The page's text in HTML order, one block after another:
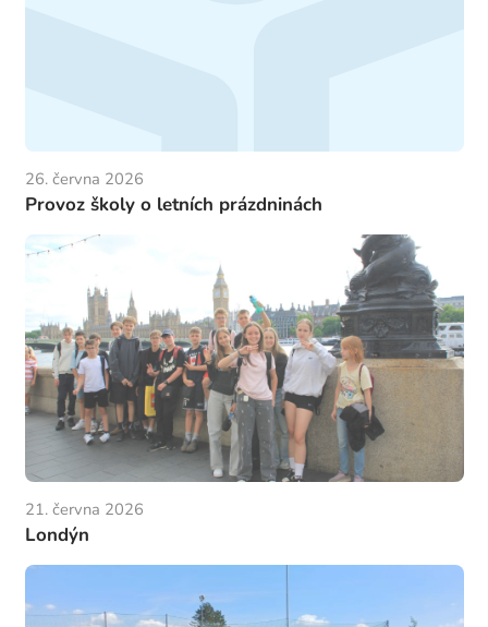
26. června 2026
Provoz školy o letních prázdninách
21. června 2026
Londýn